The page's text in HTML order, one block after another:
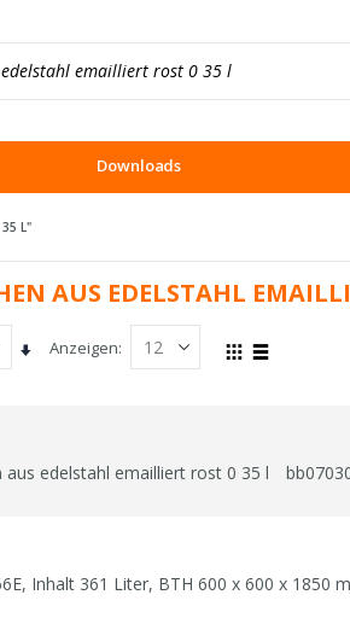
Downloads
35 L"
AUS EDELSTAHL
In
aufsteigender
Anzeigen
Ansicht
edelstahl emailliert rost 0 35 l
Inhalt 361 Liter, BTH 600 x 600 x 1850